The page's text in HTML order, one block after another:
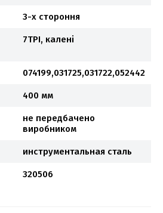
3-х стороння
7TPI, калені
074199,031725,031722,052442
400 мм
не передбачено
виробником
инструментальная сталь
320506